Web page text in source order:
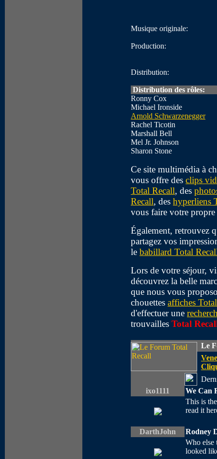
Musique originale:
Production:
Distribution:
Distribution des rôles:
Ronny Cox
Michael Ironside
Arnold Schwarzenegger
Rachel Ticotin
Marshall Bell
Mel Jr. Johnson
Sharon Stone
Ce site multimédia à
vous offre des clips
Total Recall, des
Recall, des hyperliens
vous faire votre
Également, retrouvez
partagez vos
le babillard Total
Lors de votre séjour,
découvrez la belle
que nous vous
chouettes affiches
d'effectuer une
trouvailles Total
Le
ixo1111
We Can
This is
read it
DarthJohn
Rodney
Who else
looked